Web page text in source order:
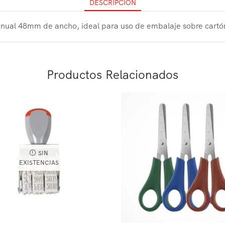
DESCRIPCIÓN
48mm de ancho, ideal para uso de embalaje sobre
Productos Relacionados
SIN
EXISTENCIAS